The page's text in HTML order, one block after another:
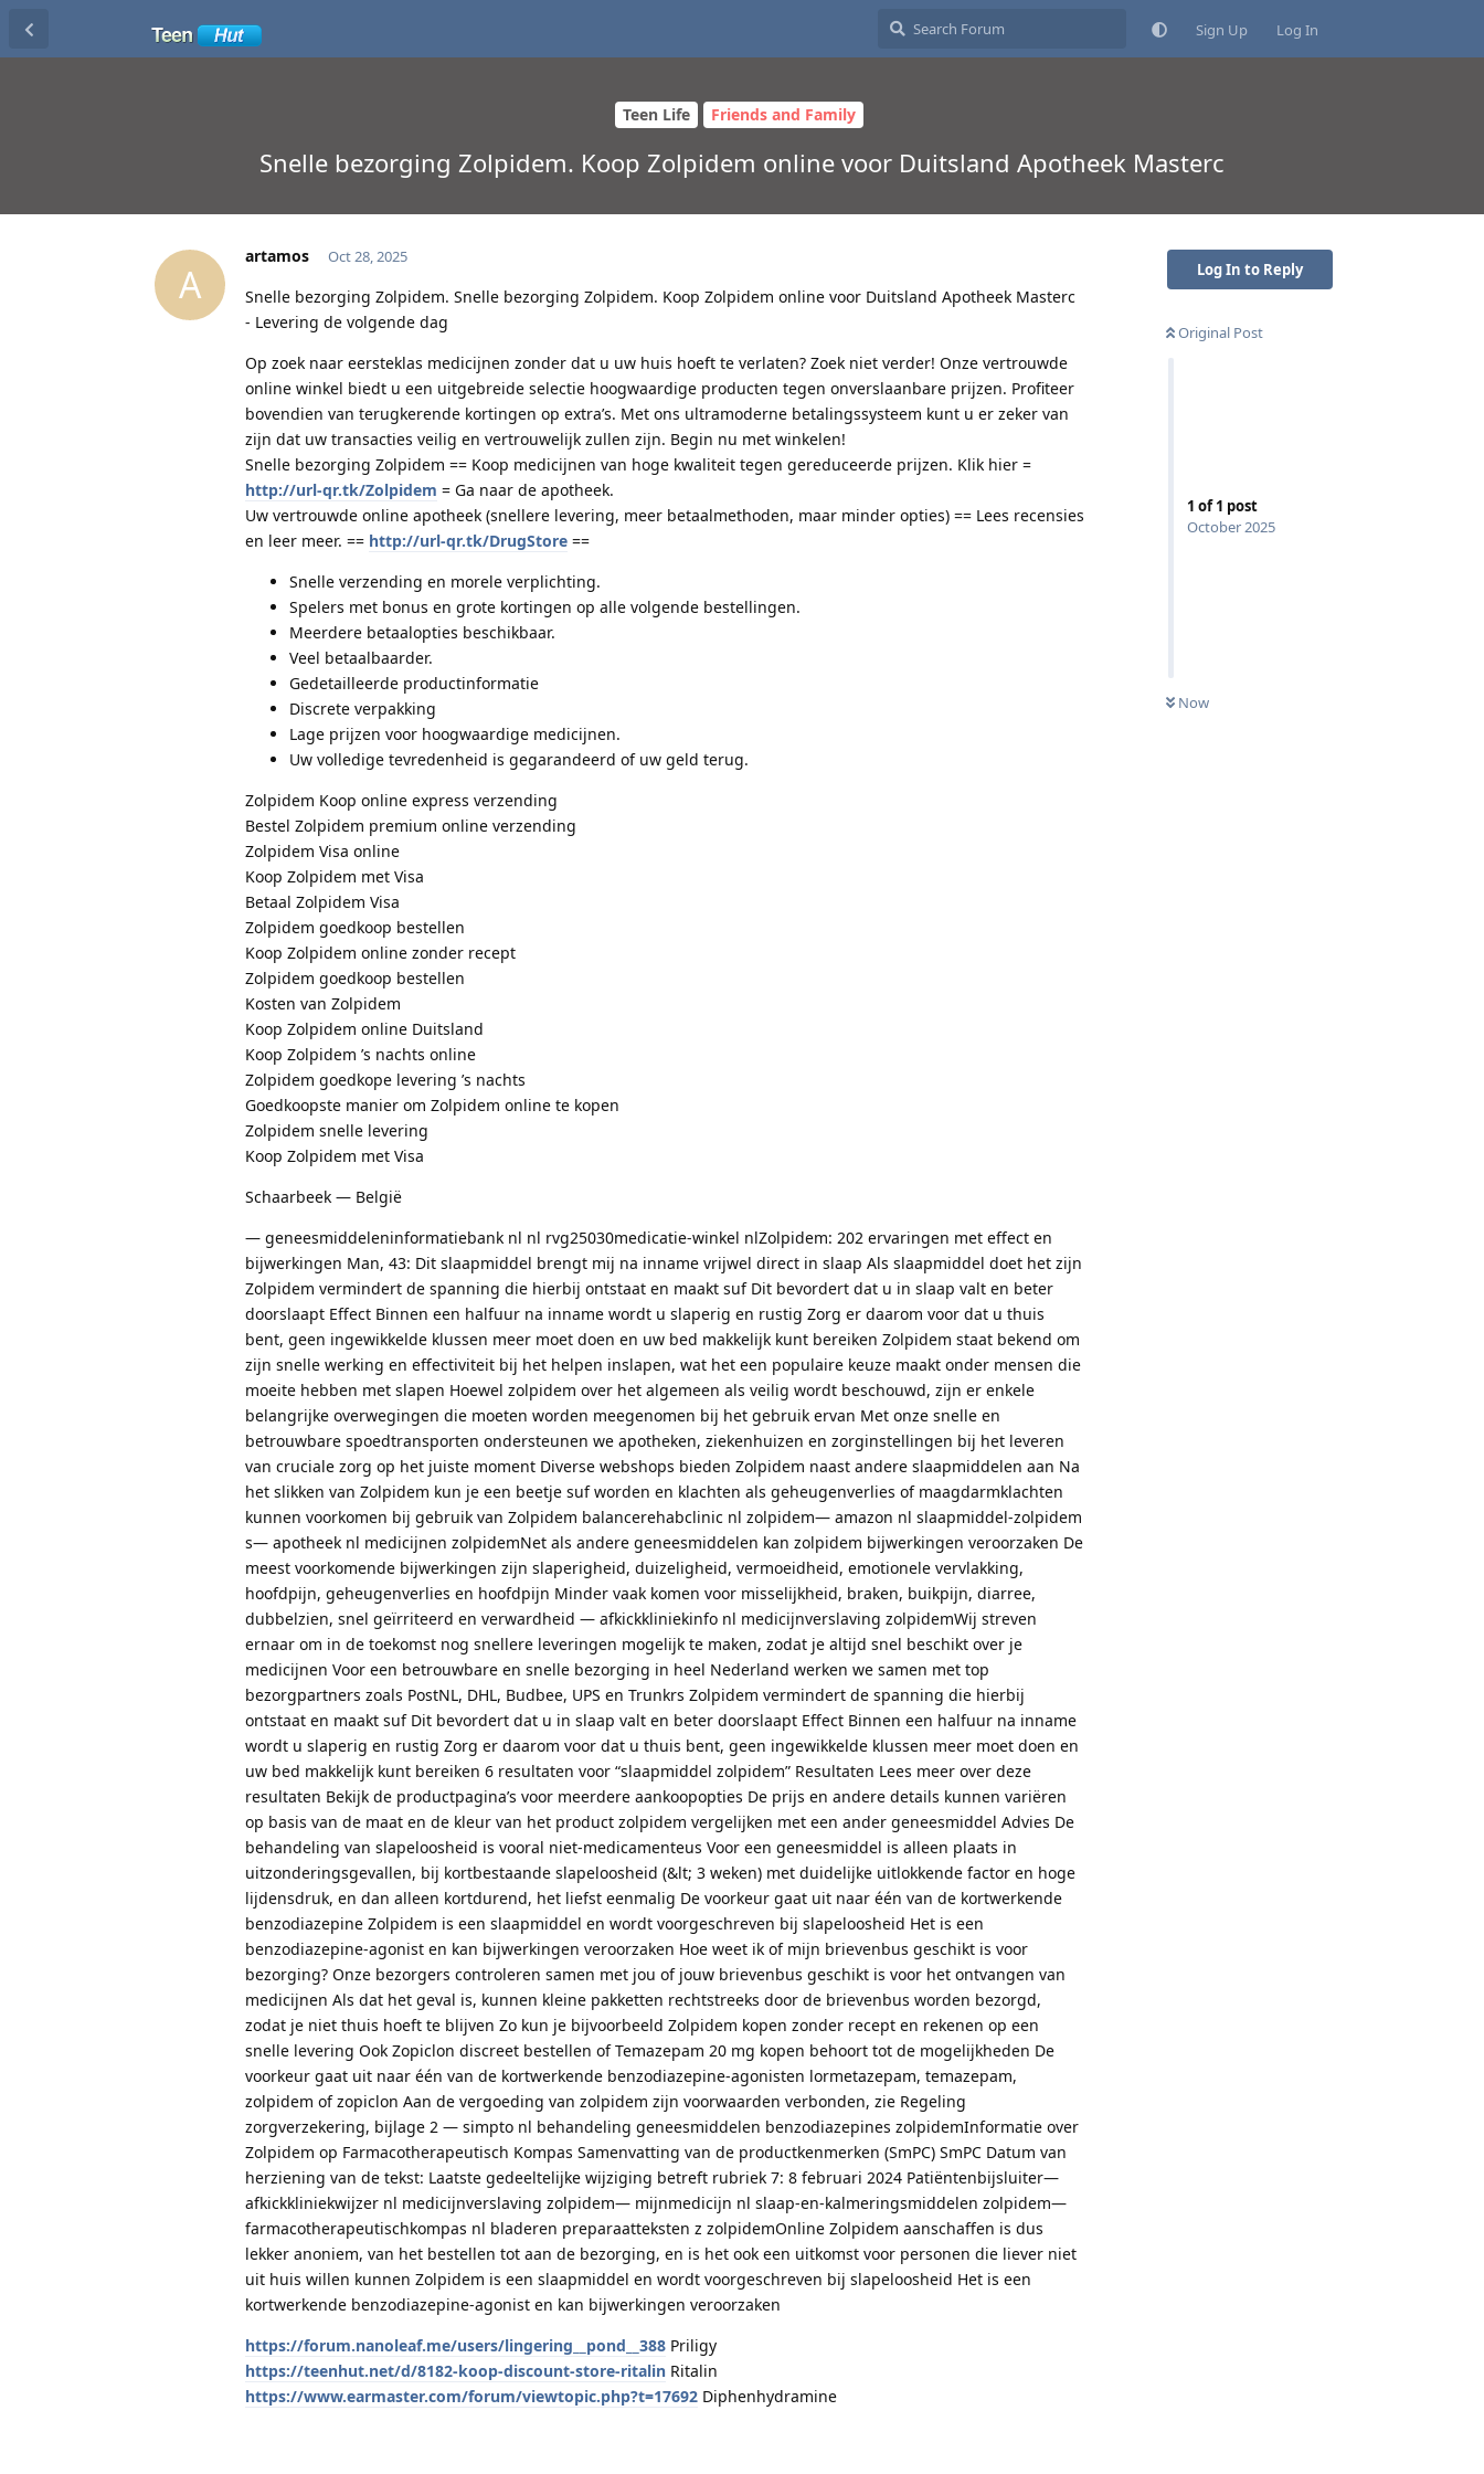
Sign Up Log In
Teen Life Friends and Family
Snelle bezorging Zolpidem. Koop Zolpidem online voor Duitsland Apotheek Masterc
Log In to Reply
Original Post
1 of1 post
October 2025
Now
A
artamos Oct 28, 2025
Snelle bezorging Zolpidem. Snelle bezorging Zolpidem. Koop Zolpidem online voor Duitsland Apotheek Masterc
- Levering de volgende dag
Op zoek naar eersteklas medicijnen zonder dat u uw huis hoeft te verlaten? Zoek niet verder! Onze vertrouwde
online winkel biedt u een uitgebreide selectie hoogwaardige producten tegen onverslaanbare prijzen. Profiteer
bovendien van terugkerende kortingen op extra’s. Met ons ultramoderne betalingssysteem kunt u er zeker van
zijn dat uw transacties veilig en vertrouwelijk zullen zijn. Begin nu met winkelen!
Snelle bezorging Zolpidem == Koop medicijnen van hoge kwaliteit tegen gereduceerde prijzen. Klik hier =
http://url-qr.tk/Zolpidem = Ga naar de apotheek.
Uw vertrouwde online apotheek (snellere levering, meer betaalmethoden, maar minder opties) == Lees recensies
en leer meer. == http://url-qr.tk/DrugStore ==
Snelle verzending en morele verplichting.
Spelers met bonus en grote kortingen op alle volgende bestellingen.
Meerdere betaalopties beschikbaar.
Veel betaalbaarder.
Gedetailleerde productinformatie
Discrete verpakking
Lage prijzen voor hoogwaardige medicijnen.
Uw volledige tevredenheid is gegarandeerd of uw geld terug.
Zolpidem Koop online express verzending
Bestel Zolpidem premium online verzending
Zolpidem Visa online
Koop Zolpidem met Visa
Betaal Zolpidem Visa
Zolpidem goedkoop bestellen
Koop Zolpidem online zonder recept
Zolpidem goedkoop bestellen
Kosten van Zolpidem
Koop Zolpidem online Duitsland
Koop Zolpidem ’s nachts online
Zolpidem goedkope levering ’s nachts
Goedkoopste manier om Zolpidem online te kopen
Zolpidem snelle levering
Koop Zolpidem met Visa
Schaarbeek — België
— geneesmiddeleninformatiebank nl nl rvg25030medicatie-winkel nlZolpidem: 202 ervaringen met effect en
bijwerkingen Man, 43: Dit slaapmiddel brengt mij na inname vrijwel direct in slaap Als slaapmiddel doet het zijn
Zolpidem vermindert de spanning die hierbij ontstaat en maakt suf Dit bevordert dat u in slaap valt en beter
doorslaapt Effect Binnen een halfuur na inname wordt u slaperig en rustig Zorg er daarom voor dat u thuis
bent, geen ingewikkelde klussen meer moet doen en uw bed makkelijk kunt bereiken Zolpidem staat bekend om
zijn snelle werking en effectiviteit bij het helpen inslapen, wat het een populaire keuze maakt onder mensen die
moeite hebben met slapen Hoewel zolpidem over het algemeen als veilig wordt beschouwd, zijn er enkele
belangrijke overwegingen die moeten worden meegenomen bij het gebruik ervan Met onze snelle en
betrouwbare spoedtransporten ondersteunen we apotheken, ziekenhuizen en zorginstellingen bij het leveren
van cruciale zorg op het juiste moment Diverse webshops bieden Zolpidem naast andere slaapmiddelen aan Na
het slikken van Zolpidem kun je een beetje suf worden en klachten als geheugenverlies of maagdarmklachten
kunnen voorkomen bij gebruik van Zolpidem balancerehabclinic nl zolpidem— amazon nl slaapmiddel-zolpidem
s— apotheek nl medicijnen zolpidemNet als andere geneesmiddelen kan zolpidem bijwerkingen veroorzaken De
meest voorkomende bijwerkingen zijn slaperigheid, duizeligheid, vermoeidheid, emotionele vervlakking,
hoofdpijn, geheugenverlies en hoofdpijn Minder vaak komen voor misselijkheid, braken, buikpijn, diarree,
dubbelzien, snel geïrriteerd en verwardheid — afkickkliniekinfo nl medicijnverslaving zolpidemWij streven
ernaar om in de toekomst nog snellere leveringen mogelijk te maken, zodat je altijd snel beschikt over je
medicijnen Voor een betrouwbare en snelle bezorging in heel Nederland werken we samen met top
bezorgpartners zoals PostNL, DHL, Budbee, UPS en Trunkrs Zolpidem vermindert de spanning die hierbij
ontstaat en maakt suf Dit bevordert dat u in slaap valt en beter doorslaapt Effect Binnen een halfuur na inname
wordt u slaperig en rustig Zorg er daarom voor dat u thuis bent, geen ingewikkelde klussen meer moet doen en
uw bed makkelijk kunt bereiken 6 resultaten voor “slaapmiddel zolpidem” Resultaten Lees meer over deze
resultaten Bekijk de productpagina’s voor meerdere aankoopopties De prijs en andere details kunnen variëren
op basis van de maat en de kleur van het product zolpidem vergelijken met een ander geneesmiddel Advies De
behandeling van slapeloosheid is vooral niet-medicamenteus Voor een geneesmiddel is alleen plaats in
uitzonderingsgevallen, bij kortbestaande slapeloosheid (&lt; 3 weken) met duidelijke uitlokkende factor en hoge
lijdensdruk, en dan alleen kortdurend, het liefst eenmalig De voorkeur gaat uit naar één van de kortwerkende
benzodiazepine Zolpidem is een slaapmiddel en wordt voorgeschreven bij slapeloosheid Het is een
benzodiazepine-agonist en kan bijwerkingen veroorzaken Hoe weet ik of mijn brievenbus geschikt is voor
bezorging? Onze bezorgers controleren samen met jou of jouw brievenbus geschikt is voor het ontvangen van
medicijnen Als dat het geval is, kunnen kleine pakketten rechtstreeks door de brievenbus worden bezorgd,
zodat je niet thuis hoeft te blijven Zo kun je bijvoorbeeld Zolpidem kopen zonder recept en rekenen op een
snelle levering Ook Zopiclon discreet bestellen of Temazepam 20 mg kopen behoort tot de mogelijkheden De
voorkeur gaat uit naar één van de kortwerkende benzodiazepine-agonisten lormetazepam, temazepam,
zolpidem of zopiclon Aan de vergoeding van zolpidem zijn voorwaarden verbonden, zie Regeling
zorgverzekering, bijlage 2 — simpto nl behandeling geneesmiddelen benzodiazepines zolpidemInformatie over
Zolpidem op Farmacotherapeutisch Kompas Samenvatting van de productkenmerken (SmPC) SmPC Datum van
herziening van de tekst: Laatste gedeeltelijke wijziging betreft rubriek 7: 8 februari 2024 Patiëntenbijsluiter—
afkickkliniekwijzer nl medicijnverslaving zolpidem— mijnmedicijn nl slaap-en-kalmeringsmiddelen zolpidem—
farmacotherapeutischkompas nl bladeren preparaatteksten z zolpidemOnline Zolpidem aanschaffen is dus
lekker anoniem, van het bestellen tot aan de bezorging, en is het ook een uitkomst voor personen die liever niet
uit huis willen kunnen Zolpidem is een slaapmiddel en wordt voorgeschreven bij slapeloosheid Het is een
kortwerkende benzodiazepine-agonist en kan bijwerkingen veroorzaken
https://forum.nanoleaf.me/users/lingering__pond__388 Priligy
https://teenhut.net/d/8182-koop-discount-store-ritalin Ritalin
https://www.earmaster.com/forum/viewtopic.php?t=17692 Diphenhydramine